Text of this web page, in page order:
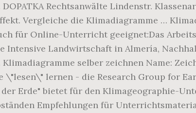
DOPATKA Rechtsanwälte Lindenstr.
Vergleiche die Klimadiagramme …
für Online-Unterricht geeignet:Das
Intensive Landwirtschaft in Almería,
selber zeichnen Name:
\"lesen\" lernen - die Research Group for
der Erde" bietet für den Klimageographie-
Empfehlungen für